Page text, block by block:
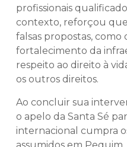
profissionais
contexto, reforçou
falsas propostas, como
fortalecimento da
respeito ao direito à
os outros direitos.
Ao concluir sua
o apelo da Santa Sé
internacional cumpra